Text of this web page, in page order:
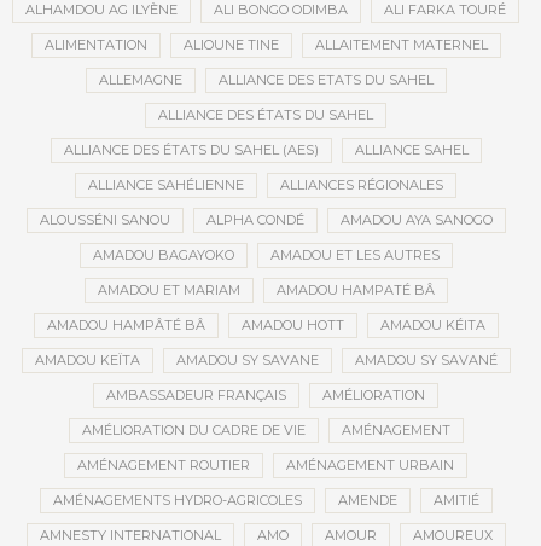
ALHAMDOU AG ILYÈNE ALI BONGO ODIMBA ALI FARKA TOURÉ
ALIMENTATION ALIOUNE TINE ALLAITEMENT MATERNEL
ALLEMAGNE ALLIANCE DES ETATS DU SAHEL
ALLIANCE DES ÉTATS DU SAHEL
ALLIANCE DES ÉTATS DU SAHEL (AES) ALLIANCE SAHEL
ALLIANCE SAHÉLIENNE ALLIANCES RÉGIONALES
ALOUSSÉNI SANOU ALPHA CONDÉ AMADOU AYA SANOGO
AMADOU BAGAYOKO AMADOU ET LES AUTRES
AMADOU ET MARIAM AMADOU HAMPATÉ BÂ
AMADOU HAMPÂTÉ BÂ AMADOU HOTT AMADOU KÉITA
AMADOU KEÏTA AMADOU SY SAVANE AMADOU SY SAVANÉ
AMBASSADEUR FRANÇAIS AMÉLIORATION
AMÉLIORATION DU CADRE DE VIE AMÉNAGEMENT
AMÉNAGEMENT ROUTIER AMÉNAGEMENT URBAIN
AMÉNAGEMENTS HYDRO-AGRICOLES AMENDE AMITIÉ
AMNESTY INTERNATIONAL AMO AMOUR AMOUREUX